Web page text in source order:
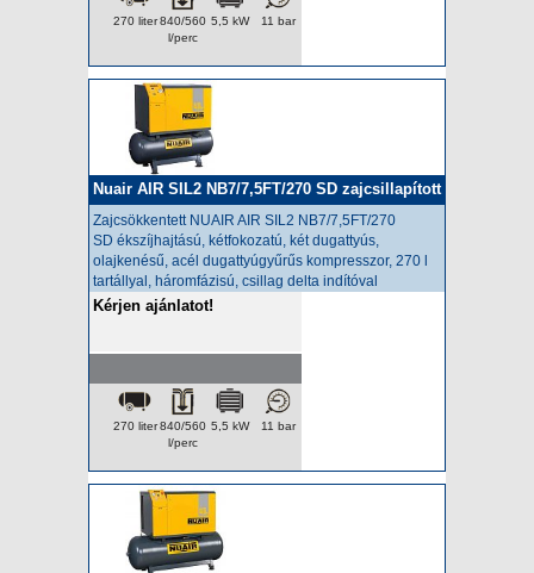
11 bar
5,5 kW
840/560
l/perc
270 liter
Nuair AIR SIL2 NB7/7,5FT/270 SD zajcsillapított
kompresszor
Zajcsökkentett NUAIR AIR SIL2 NB7/7,5FT/270
SD ékszíjhajtású, kétfokozatú, két dugattyús,
olajkenésű, acél dugattyúgyűrűs kompresszor, 270 l
tartállyal, háromfázisú, csillag delta indítóval
Kérjen ajánlatot!
11 bar
5,5 kW
840/560
l/perc
270 liter